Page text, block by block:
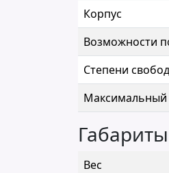
Корпус
Возможности
Степени
Максимальный
Габариты
Вес